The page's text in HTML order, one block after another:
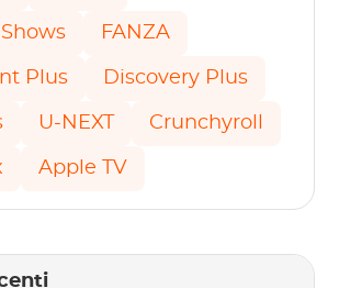
FANZA
Plus Discovery Plus
U-NEXT Crunchyroll
Apple TV